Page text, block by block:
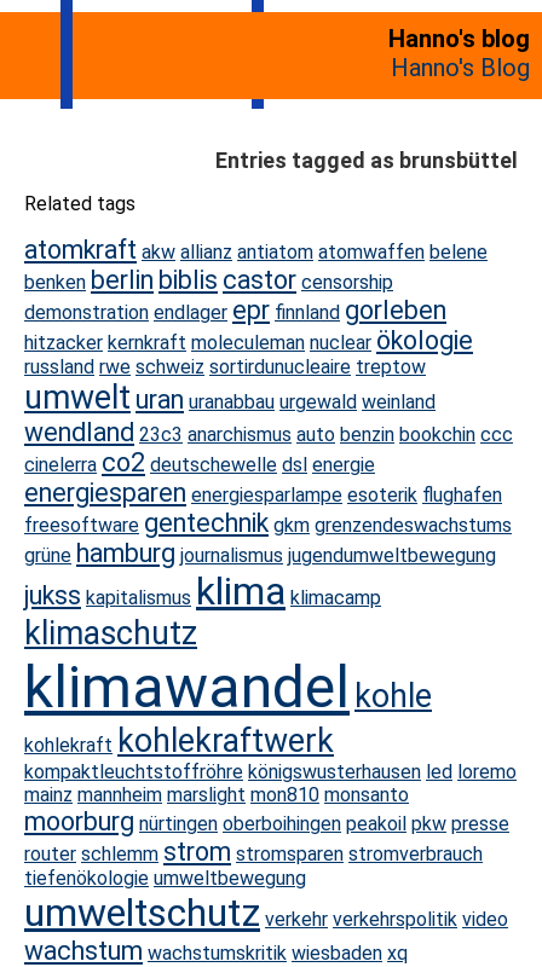
Hanno's blog
Hanno's Blog
Entries tagged as brunsbüttel
Related tags
atomkraft akw allianz antiatom atomwaffen belene
benken berlin biblis castor censorship
demonstration endlager epr finnland gorleben
hitzacker kernkraft moleculeman nuclear ökologie
russland rwe schweiz sortirdunucleaire treptow
umwelt uran uranabbau urgewald weinland
wendland 23c3 anarchismus auto benzin bookchin ccc
cinelerra co2 deutschewelle dsl energie
energiesparen energiesparlampe esoterik flughafen
freesoftware gentechnik gkm grenzendeswachstums
grüne hamburg journalismus jugendumweltbewegung
jukss kapitalismus klima klimacamp
klimaschutz
klimawandel kohle
kohlekraft kohlekraftwerk
kompaktleuchtstoffröhre königswusterhausen led loremo
mainz mannheim marslight mon810 monsanto
moorburg nürtingen oberboihingen peakoil pkw presse
router schlemm strom stromsparen stromverbrauch
tiefenökologie umweltbewegung
umweltschutz verkehr verkehrspolitik video
wachstum wachstumskritik wiesbaden xq